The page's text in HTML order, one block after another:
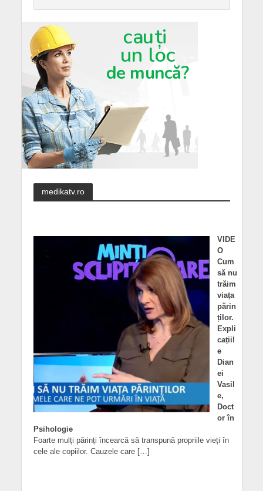
medikatv.ro
VIDE
O
Cum
să nu
trăim
viața
părin
ților.
Expli
cațiil
e
Dian
ei
Vasil
e,
Doct
or în
Psihologie
Foarte mulți părinți încearcă să transpună propriile vieți în
cele ale copiilor. Cauzele care […]